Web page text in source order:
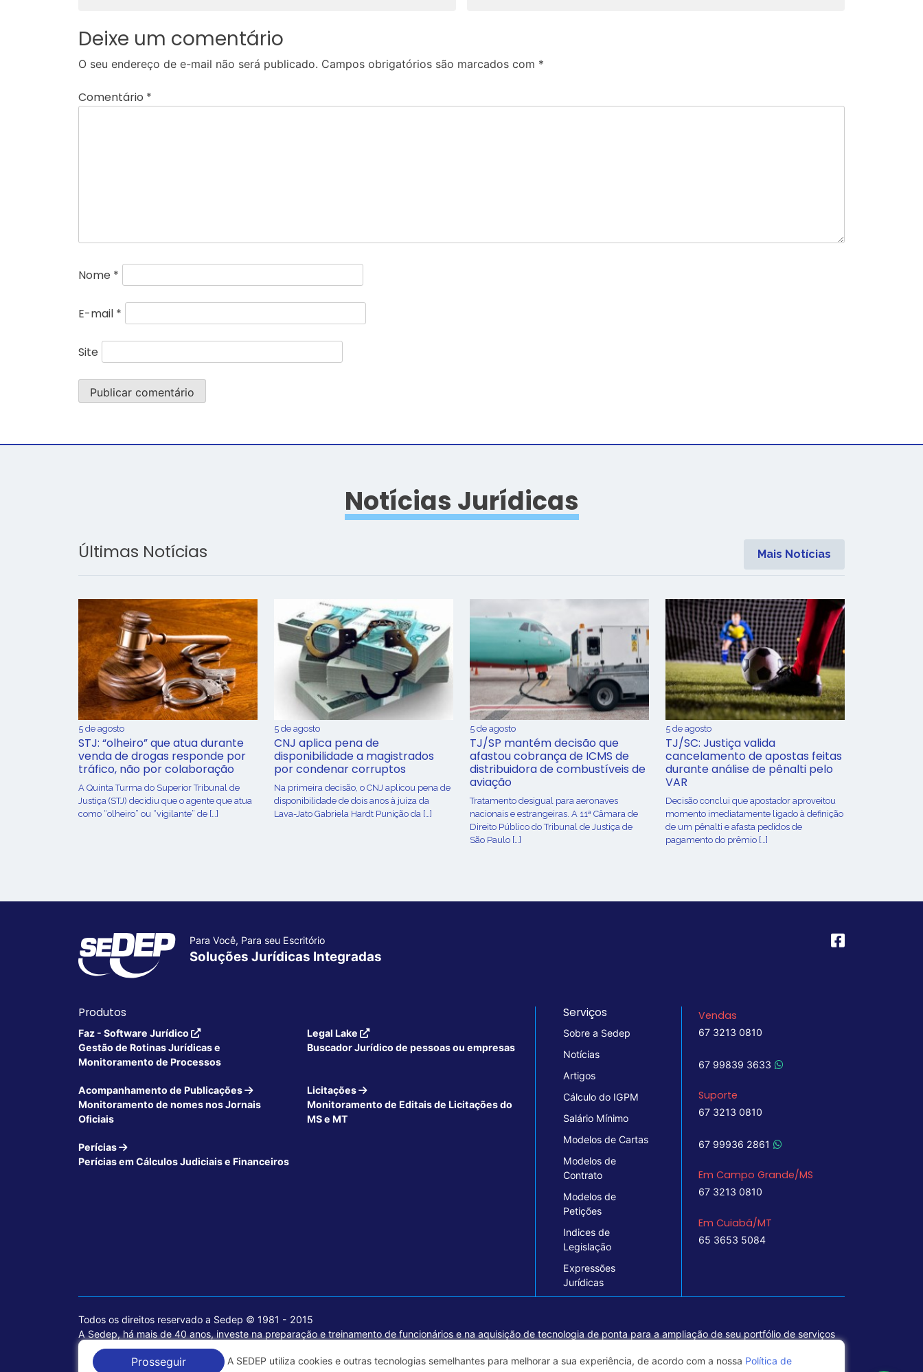
Deixe um comentário
O seu endereço de e-mail não será publicado. Campos obrigatórios são marcados com *
Comentário *
Nome *
E-mail *
Site
Notícias Jurídicas
Últimas Notícias Mais Notícias
5 de agosto
STJ: “olheiro” que atua durante
venda de drogas responde por
tráfico, não por colaboração
A Quinta Turma do Superior Tribunal de
Justiça (STJ) decidiu que o agente que atua
como “olheiro” ou “vigilante” de […]
5 de agosto
CNJ aplica pena de
disponibilidade a magistrados
por condenar corruptos
Na primeira decisão, o CNJ aplicou pena de
disponibilidade de dois anos à juíza da
Lava-Jato Gabriela Hardt Punição da […]
5 de agosto
TJ/SP mantém decisão que
afastou cobrança de ICMS de
distribuidora de combustíveis de
aviação
Tratamento desigual para aeronaves
nacionais e estrangeiras. A 11ª Câmara de
Direito Público do Tribunal de Justiça de
São Paulo […]
5 de agosto
TJ/SC: Justiça valida
cancelamento de apostas feitas
durante análise de pênalti pelo
VAR
Decisão conclui que apostador aproveitou
momento imediatamente ligado à definição
de um pênalti e afasta pedidos de
pagamento do prêmio […]
Para Você, Para seu Escritório
Soluções Jurídicas Integradas
Produtos
Faz - Software Jurídico
Gestão de Rotinas Jurídicas e
Monitoramento de Processos
Legal Lake
Buscador Jurídico de pessoas ou empresas
Acompanhamento de Publicações
Monitoramento de nomes nos Jornais
Oficiais
Licitações
Monitoramento de Editais de Licitações do
MS e MT
Perícias
Perícias em Cálculos Judiciais e Financeiros
Serviços
Sobre a Sedep
Notícias
Artigos
Cálculo do IGPM
Salário Mínimo
Modelos de Cartas
Modelos de
Contrato
Modelos de
Petições
Indices de
Legislação
Expressões
Jurídicas
Vendas
67 3213 0810
67 99839 3633
Suporte
67 3213 0810
67 99936 2861
Em Campo Grande/MS
67 3213 0810
Em Cuiabá/MT
65 3653 5084
Todos os direitos reservado a Sedep © 1981 - 2015
A Sedep, há mais de 40 anos, investe na preparação e treinamento de funcionários e na aquisição de tecnologia de ponta para a ampliação de seu portfólio de serviços
voltados para a área jurídica, que contemplam informações seguras e excelentes soluções empresariais.
Prosseguir A SEDEP utiliza cookies e outras tecnologias semelhantes para melhorar a sua experiência, de acordo com a nossa Política de